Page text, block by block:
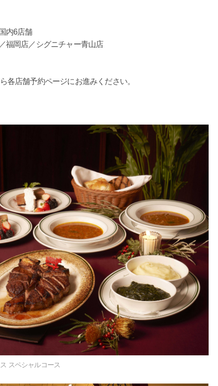
内6店舗
福岡店／シグニチャー青山店
各店舗予約ページにお進みください。
スペシャルコース